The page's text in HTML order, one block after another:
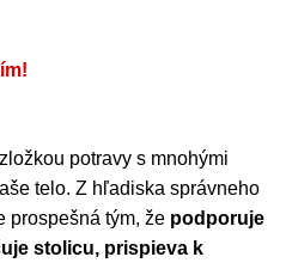
potravy s mnohými
telo. Z hľadiska správneho
prospešná tým, že podporuje
stolicu, prispieva k